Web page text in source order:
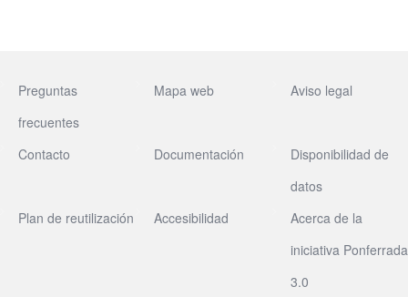
Preguntas
frecuentes
Mapa web Aviso legal
Contacto Documentación
Disponibilidad de
datos
Plan de reutilización
Accesibilidad
Acerca de la
iniciativa Ponferrada
3.0